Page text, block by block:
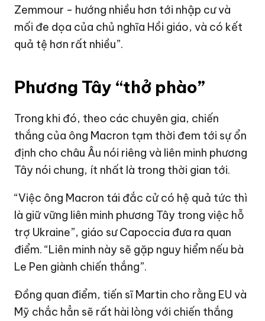
Zemmour - hướng nhiều hơn tới nhập cư và
mối đe dọa của chủ nghĩa Hồi giáo, và có kết
quả tệ hơn rất nhiều”.
Phương Tây “thở phào”
Trong khi đó, theo các chuyên gia, chiến
thắng của ông Macron tạm thời đem tới sự ổn
định cho châu Âu nói riêng và liên minh phương
Tây nói chung, ít nhất là trong thời gian tới.
“Việc ông Macron tái đắc cử có hệ quả tức thì
là giữ vững liên minh phương Tây trong việc hỗ
trợ Ukraine”, giáo sư Capoccia đưa ra quan
điểm. “Liên minh này sẽ gặp nguy hiểm nếu bà
Le Pen giành chiến thắng”.
Đồng quan điểm, tiến sĩ Martin cho rằng EU và
Mỹ chắc hẳn sẽ rất hài lòng với chiến thắng